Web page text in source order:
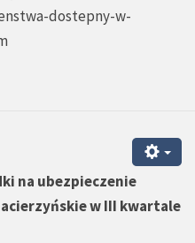
dostepny-w-
na ubezpieczenie
w III kwartale